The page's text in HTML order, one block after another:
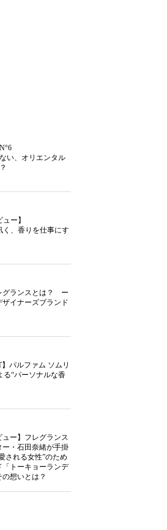
い、オリエンタル
ュー】
く、香りを仕事にす
グランスとは？ ー
ザイナーズブランド
】パルファム ソムリ
る“パーソナルな香
ュー】フレグランス
ー・石田奈緒が手掛
される女性”のため
「トーキョーランデ
想いとは？